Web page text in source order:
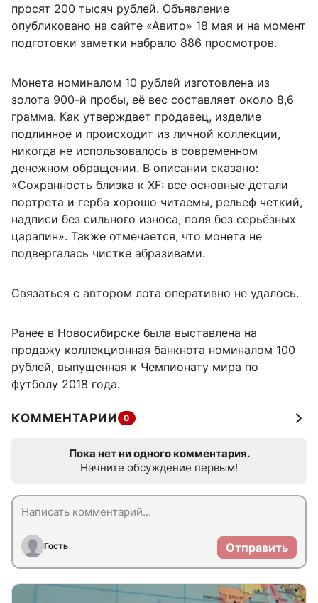
просят 200 тысяч рублей. Объявление
опубликовано на сайте «Авито» 18 мая и на момент
подготовки заметки набрало 886 просмотров.
Монета номиналом 10 рублей изготовлена из
золота 900-й пробы, её вес составляет около 8,6
грамма. Как утверждает продавец, изделие
подлинное и происходит из личной коллекции,
никогда не использовалось в современном
денежном обращении. В описании сказано:
«Сохранность близка к XF: все основные детали
портрета и герба хорошо читаемы, рельеф четкий,
надписи без сильного износа, поля без серьёзных
царапин». Также отмечается, что монета не
подвергалась чистке абразивами.
Связаться с автором лота оперативно не удалось.
Ранее в Новосибирске была выставлена на
продажу коллекционная банкнота номиналом 100
рублей, выпущенная к Чемпионату мира по
футболу 2018 года.
КОММЕНТАРИИ 0
Пока нет ни одного комментария.
Начните обсуждение первым!
Гость Отправить